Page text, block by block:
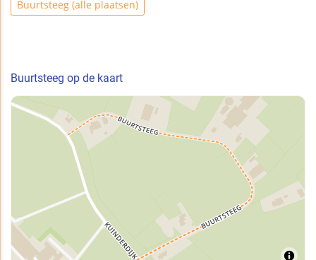
Buurtsteeg (alle plaatsen)
Buurtsteeg op de kaart